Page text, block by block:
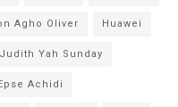
Agho Oliver Huawei
Judith Yah Sunday
Achidi